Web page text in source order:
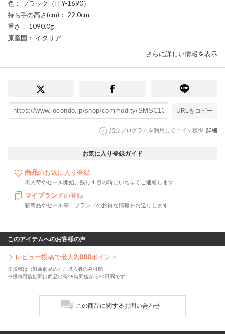
色 ： ブラック（ITY-1690）
持ち手の高さ(cm) ： 22.0cm
重さ ： 1090.0g
原産国 ： イタリア
さらに詳しい情報を表示
URLをコピー
紹介プログラムを利用してコイン獲得 詳細
お気に入り登録ガイド
商品のお気に入り登録
再入荷やセール開始、残り１点の時にいち早くご連絡します
マイブランドの登録
新商品やセール等、ブランドのお得な情報をお送りします
このアイテムへのお客様の声
レビュー投稿で最大2,000ポイント
※投稿は（対象商品の）ご購入者のみ可能
※投稿可能期間は商品出荷48時間後から30日間です
この商品に関するお問い合わせ